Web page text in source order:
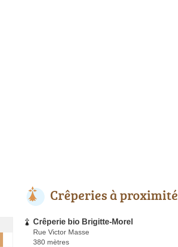
Crêperies à proximité
Crêperie bio Brigitte-Morel
Rue Victor Masse
380 mètres